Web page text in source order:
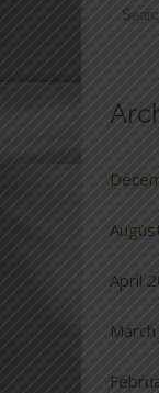
April